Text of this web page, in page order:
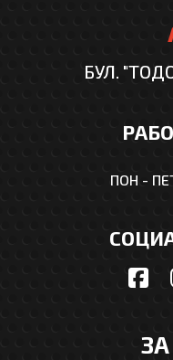
БУЛ.
ПОН -